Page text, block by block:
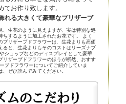
てお作り致します。
れる大きくて豪華なプリザーブ
、生花のように見えますが、実は特別な処
ちするように加工されたお花です。 よく
プリザーブドフラワーは、生花よりも高価
ると、生花よりもそのコストはリーズナブ
ショップなどのディスプレイとして豪華
リザーブドフラワーのほうが断然、おすす
ブドフラワーについてご紹介していま
ぜひ読んでみてください。
ほかの花の比較
、生花店の店頭にも並べられているので、
人は多いかもしれません。まずはプリザー
較してみましょう。